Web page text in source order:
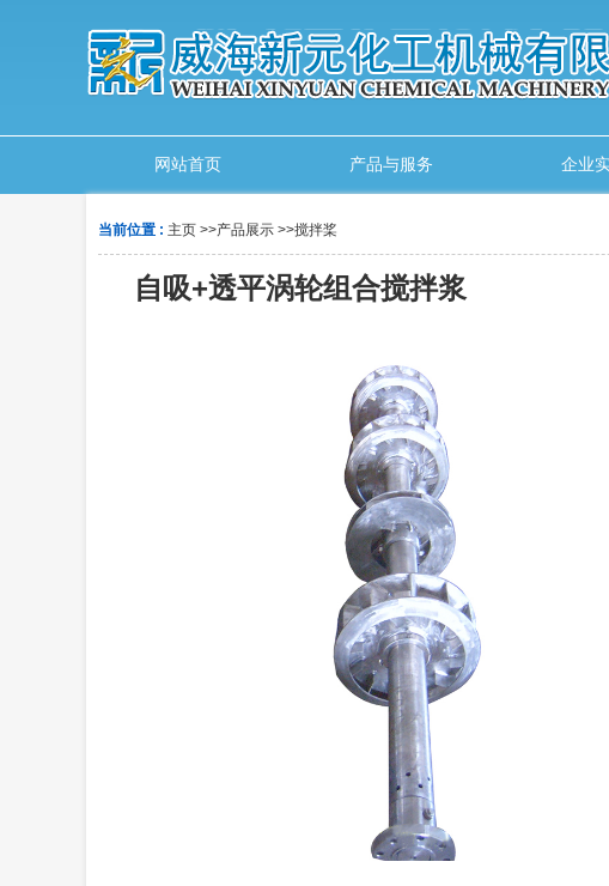
网站首页 产品与服务 企业
当前位置 : 主页 >>产品展示 >>搅拌桨
自吸+透平涡轮组合搅拌浆